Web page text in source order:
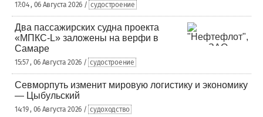
17:04 , 06 Августа 2026 / судостроение
Два пассажирских судна проекта
«МПКС-L» заложены на верфи в
Самаре
15:57 , 06 Августа 2026 / судостроение
Севморпуть изменит мировую логистику и экономику
— Цыбульский
14:19 , 06 Августа 2026 / судоходство